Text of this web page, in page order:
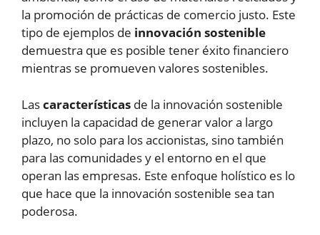
la promoción de prácticas de comercio justo. Este
tipo de ejemplos de innovación sostenible
demuestra que es posible tener éxito financiero
mientras se promueven valores sostenibles.
Lascaracterísticas de la innovación sostenible
incluyen la capacidad de generar valor a largo
plazo, no solo para los accionistas, sino también
para las comunidades y el entorno en el que
operan las empresas. Este enfoque holístico es lo
que hace que la innovación sostenible sea tan
poderosa.